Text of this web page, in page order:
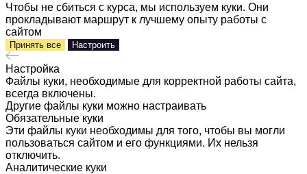
Чтобы не сбиться с курса, мы используем куки. Они
прокладывают маршрут к лучшему опыту работы с
сайтом
Принять все Настроить
Настройка
Файлы куки, необходимые для корректной работы сайта,
всегда включены.
Другие файлы куки можно настраивать
Обязательные куки
Эти файлы куки необходимы для того, чтобы вы могли
пользоваться сайтом и его функциями. Их нельзя
отключить.
Аналитические куки